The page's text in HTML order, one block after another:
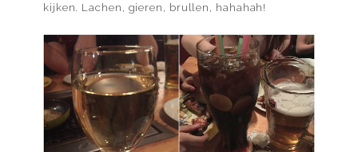
kijken. Lachen, gieren, brullen, hahahah!